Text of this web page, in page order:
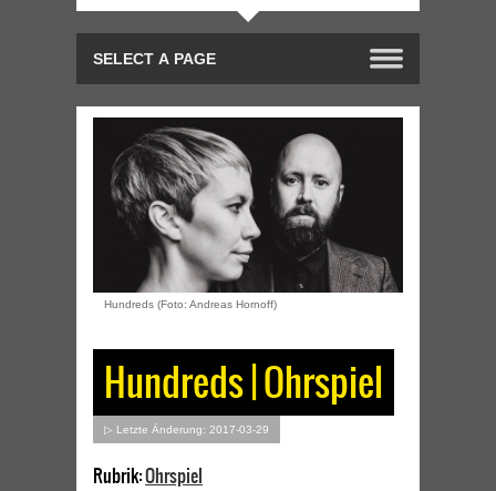
Hundreds (Foto: Andreas Hornoff)
Hundreds | Ohrspiel
▷ Letzte Änderung: 2017-03-29
Rubrik:Ohrspiel